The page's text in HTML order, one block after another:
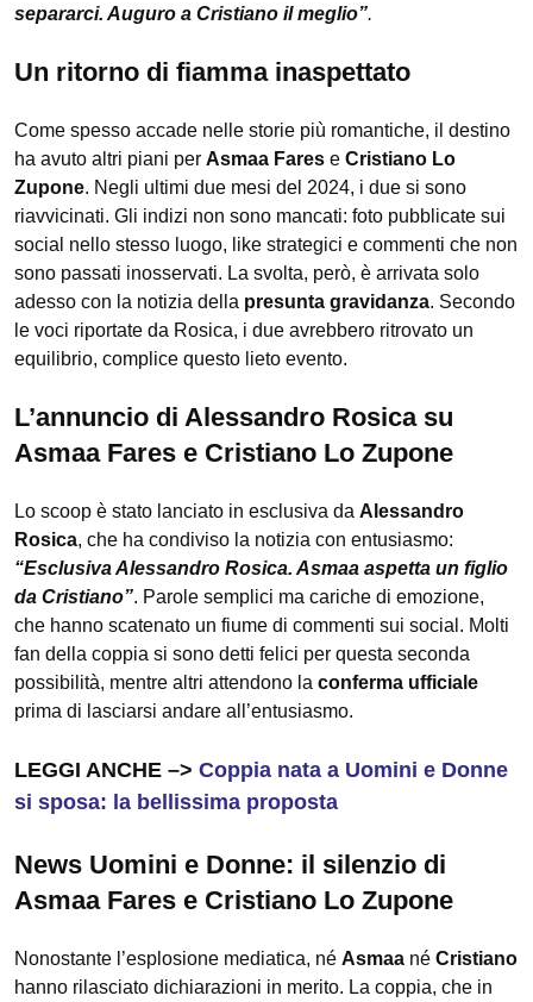
separarci. Auguro a Cristiano il meglio”.
Un ritorno di fiamma inaspettato
Come spesso accade nelle storie più romantiche, il destino
ha avuto altri piani per Asmaa Fares e Cristiano Lo
Zupone. Negli ultimi due mesi del 2024, i due si sono
riavvicinati. Gli indizi non sono mancati: foto pubblicate sui
social nello stesso luogo, like strategici e commenti che non
sono passati inosservati. La svolta, però, è arrivata solo
adesso con la notizia della presunta gravidanza. Secondo
le voci riportate da Rosica, i due avrebbero ritrovato un
equilibrio, complice questo lieto evento.
L’annuncio di Alessandro Rosica su
Asmaa Fares e Cristiano Lo Zupone
Lo scoop è stato lanciato in esclusiva da Alessandro
Rosica, che ha condiviso la notizia con entusiasmo:
“Esclusiva Alessandro Rosica. Asmaa aspetta un figlio
da Cristiano”. Parole semplici ma cariche di emozione,
che hanno scatenato un fiume di commenti sui social. Molti
fan della coppia si sono detti felici per questa seconda
possibilità, mentre altri attendono la conferma ufficiale
prima di lasciarsi andare all’entusiasmo.
LEGGI ANCHE –> Coppia nata a Uomini e Donne
si sposa: la bellissima proposta
News Uomini e Donne: il silenzio di
Asmaa Fares e Cristiano Lo Zupone
Nonostante l’esplosione mediatica, né Asmaa né Cristiano
hanno rilasciato dichiarazioni in merito. La coppia, che in